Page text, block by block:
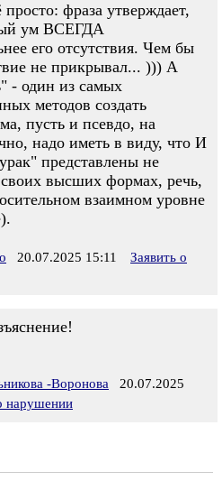
фраза утверждает,
ум ВСЕГДА
его отсутствия. Чем бы
не прикрывал... ))) А
- один из самых
методов создать
пусть и псевдо, на
надо иметь в виду, что И
представлены не
своих высших формах, речь,
взаимном уровне
20.07.2025 15:11
Заявить о
-Воронова 20.07.2025
нарушении